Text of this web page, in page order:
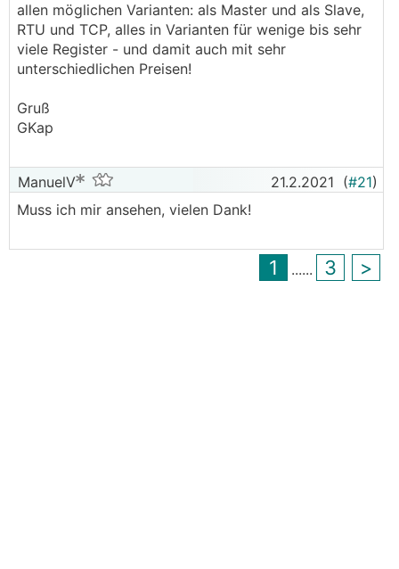
allen möglichen Varianten: als Master und als Slave,
RTU und TCP, alles in Varianten für wenige bis sehr
viele Register - und damit auch mit sehr
unterschiedlichen Preisen!
Gruß
GKap
ManuelV 21.2.2021 (#21)
Muss ich mir ansehen, vielen Dank!
1 ...... 3 >